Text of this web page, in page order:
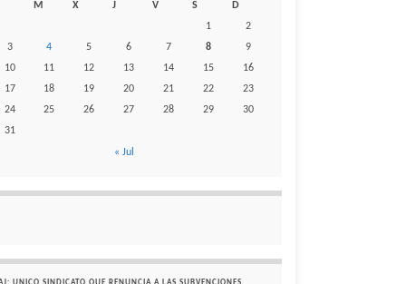
M X J V S
D
1
2
3
4 5 6 7 8
9
10
11 12 13 14 15
16
17
18 19 20 21 22
23
24
25 26 27 28 29
30
31
« Jul